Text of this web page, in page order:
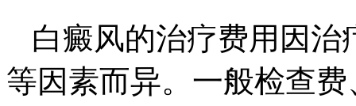
白癜风的治疗费用因
等因素而异。一般检查